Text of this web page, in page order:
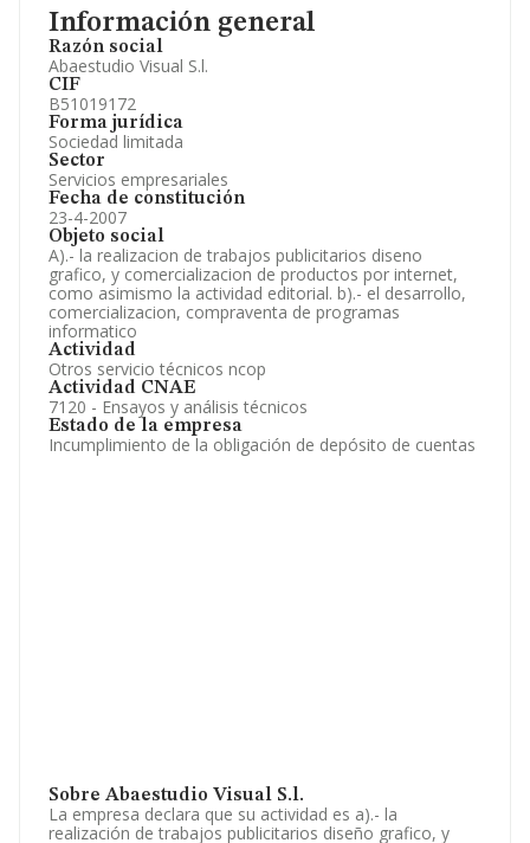
Información general
Razón social
Abaestudio Visual S.l.
CIF
B51019172
Forma jurídica
Sociedad limitada
Sector
Servicios empresariales
Fecha de constitución
23-4-2007
Objeto social
A).- la realizacion de trabajos publicitarios diseno
grafico, y comercializacion de productos por internet,
como asimismo la actividad editorial. b).- el desarrollo,
comercializacion, compraventa de programas
informatico
Actividad
Otros servicio técnicos ncop
Actividad CNAE
7120 - Ensayos y análisis técnicos
Estado de la empresa
Incumplimiento de la obligación de depósito de cuentas
Sobre Abaestudio Visual S.l.
La empresa declara que su actividad es a).- la
realización de trabajos publicitarios diseño grafico, y
Información oficial y registral complementaria.